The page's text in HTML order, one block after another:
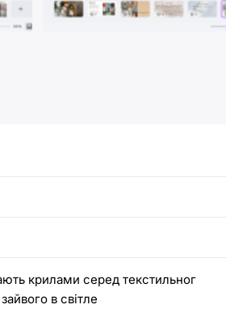
крилами серед текстильног
в світле